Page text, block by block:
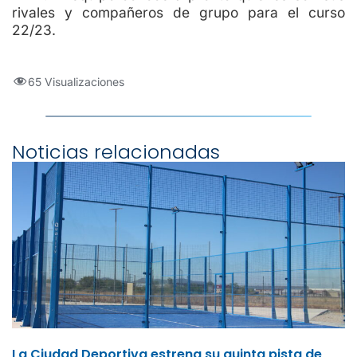
rivales y compañeros de grupo para el curso
22/23.
65 Visualizaciones
Noticias relacionadas